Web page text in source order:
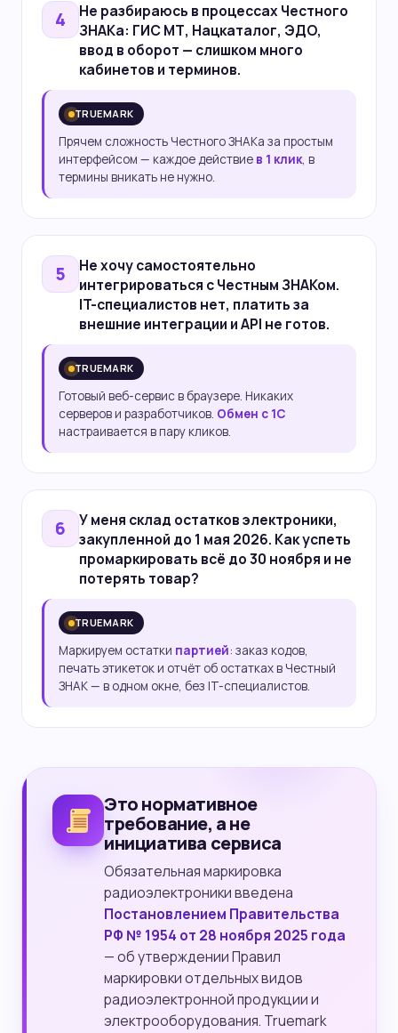
4 Не разбираюсь в процессах Честного
ЗНАКа: ГИС МТ, Нацкаталог, ЭДО,
ввод в оборот — слишком много
кабинетов и терминов.
TRUEMARK
Прячем сложность Честного ЗНАКа за простым
интерфейсом — каждое действие в 1 клик, в
термины вникать не нужно.
5 Не хочусамостоятельно
интегрироваться с Честным ЗНАКом.
IT-специалистов нет, платить за
внешние интеграции и API не готов.
TRUEMARK
Готовый веб-сервис в браузере. Никаких
серверов и разработчиков. Обмен с 1С
настраивается в пару кликов.
6 У меня склад остатковэлектроники,
закупленной до 1 мая 2026. Как успеть
промаркировать всё до 30 ноября и не
потерять товар?
TRUEMARK
Маркируем остатки партией: заказ кодов,
печать этикеток и отчёт об остатках в Честный
ЗНАК — в одном окне, без IT-специалистов.
Это нормативное
требование, а не
инициатива сервиса
Обязательная маркировка
радиоэлектроники введена
Постановлением Правительства
РФ № 1954 от 28 ноября 2025 года
— об утверждении Правил
маркировки отдельных видов
радиоэлектронной продукции и
электрооборудования. Truemark